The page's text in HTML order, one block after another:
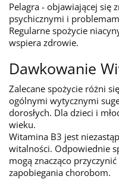
Pelagra - objawiającej się
psychicznymi i
Regularne spożycie
wspiera zdrowie.
Dawkowanie
Zalecane spożycie różni
ogólnymi wytycznymi
dorosłych. Dla dzieci i
wieku.
Witamina B3 jest
witalności. Odpowiednie
mogą znacząco
zapobiegania chorobom.